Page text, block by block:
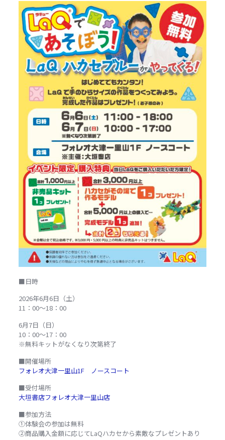
■日時
2026年6月6日（土）
11 ： 00～18： 00
6月7日 （日）
10： 00～17： 00
※無料キットがなくなり次第終了
■開催場所
フォレオ大津一里山1Fノースコート
■受付場所
大垣書店フォレオ大津一里山店
■参加方法
①体験会の参加は無料
②商品購入金額に応じてLaQハカセから素敵なプレゼントあり